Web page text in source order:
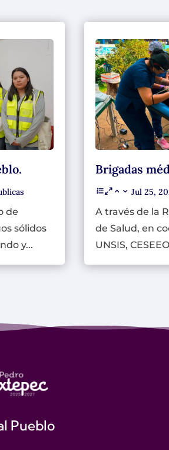
de
sólidos
y...
Brigadas
Jul 25,
A través de la
de Salud, en
UNSIS,
Pueblo